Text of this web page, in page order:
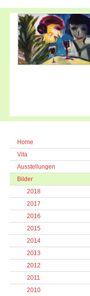
Home
Vita
Ausstellungen
Bilder
2018
2017
2016
2015
2014
2013
2012
2011
2010